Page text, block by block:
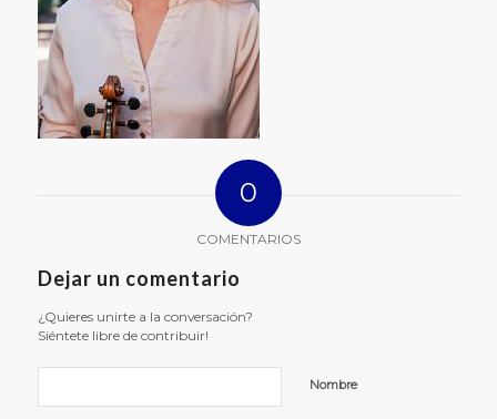
0
COMENTARIOS
Dejar un comentario
¿Quieres unirte a la conversación?
Siéntete libre de contribuir!
Nombre